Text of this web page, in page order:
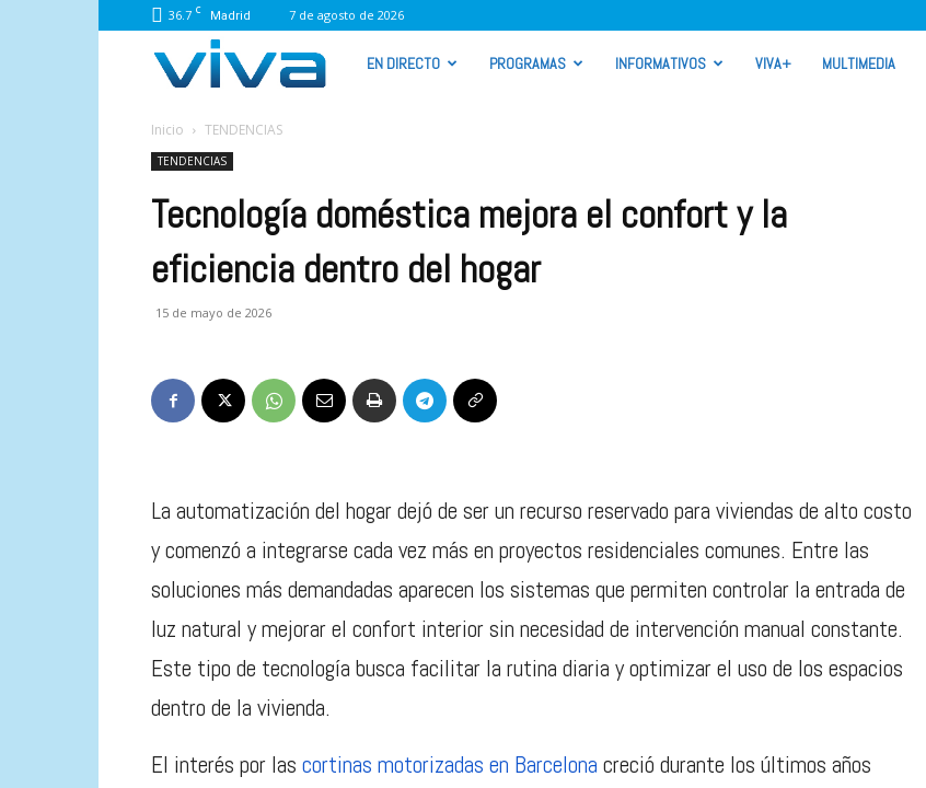
36.7 C Madrid 7 de agosto de 2026
VIVA
EN DIRECTO PROGRAMAS INFORMATIVOS VIVA+ MULTIMEDIA
Inicio TENDENCIAS
TENDENCIAS
Tecnología doméstica mejora el confort y la
eficiencia dentro del hogar
15 de mayo de 2026
La automatización del hogar dejó de ser un recurso reservado para viviendas de alto costo
y comenzó a integrarse cada vez más en proyectos residenciales comunes. Entre las
soluciones más demandadas aparecen los sistemas que permiten controlar la entrada de
luz natural y mejorar el confort interior sin necesidad de intervención manual constante.
Este tipo de tecnología busca facilitar la rutina diaria y optimizar el uso de los espacios
dentro de la vivienda.
El interés por las cortinas motorizadas en Barcelona creció durante los últimos años